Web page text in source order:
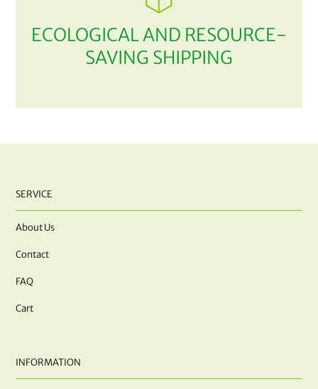
ECOLOGICAL AND RESOURCE-
SAVING SHIPPING
SERVICE
About Us
Contact
FAQ
Cart
INFORMATION